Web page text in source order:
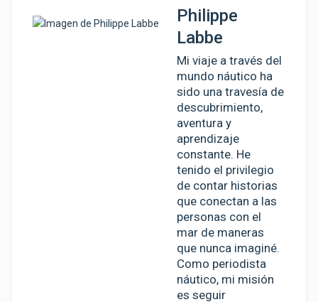
Philippe
Labbe
Mi viaje a través del
mundo náutico ha
sido una travesía de
descubrimiento,
aventura y
aprendizaje
constante. He
tenido el privilegio
de contar historias
que conectan a las
personas con el
mar de maneras
que nunca imaginé.
Como periodista
náutico, mi misión
es seguir